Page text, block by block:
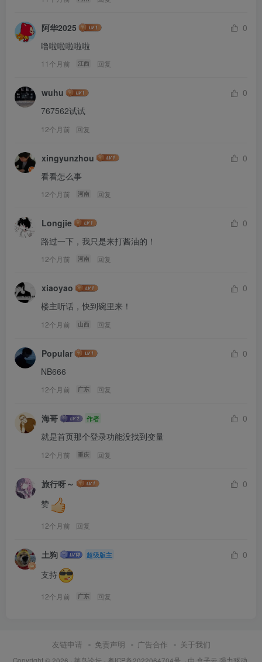
阿华2025
0
噜啦啦啦啦啦
11个月前 江西 回复
wuhu
0
767562试试
12个月前 回复
xingyunzhou
0
看看怎么事
12个月前 河南 回复
Longjie
0
路过一下，我只是来打酱油的！
12个月前 河南 回复
xiaoyao
0
楼主听话，快到碗里来！
12个月前 山西 回复
Popular
0
NB666
12个月前 广东 回复
海哥 作者
0
就是首页那个登录功能没找到变量
12个月前 重庆 回复
旅行呀～
0
赞
12个月前 回复
土狗 超级版主
0
支持
12个月前 广东 回复
友链申请 免责声明 广告合作 关于我们